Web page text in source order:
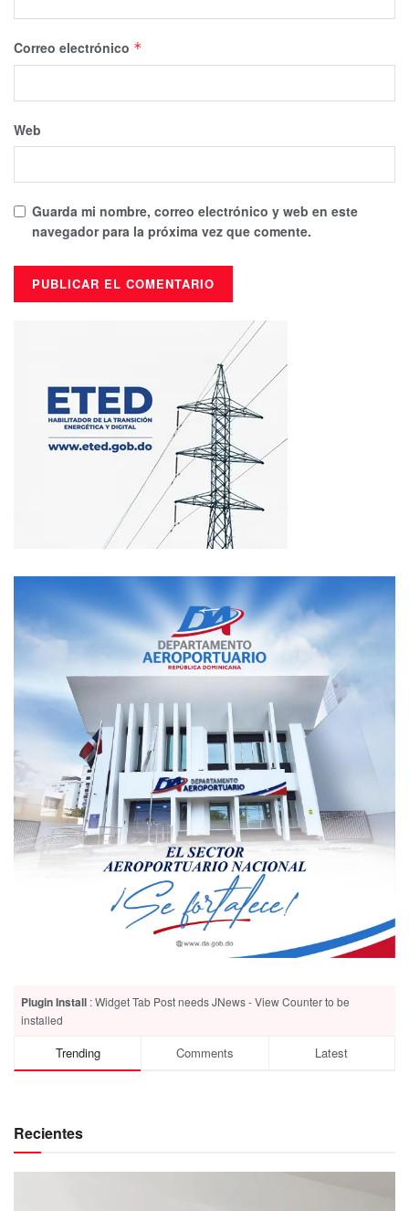
Correo electrónico *
Web
Guarda mi nombre, correo electrónico y web en este
navegador para la próxima vez que comente.
Plugin Install : Widget Tab Post needs JNews - View Counter to be
installed
Trending Comments Latest
Recientes